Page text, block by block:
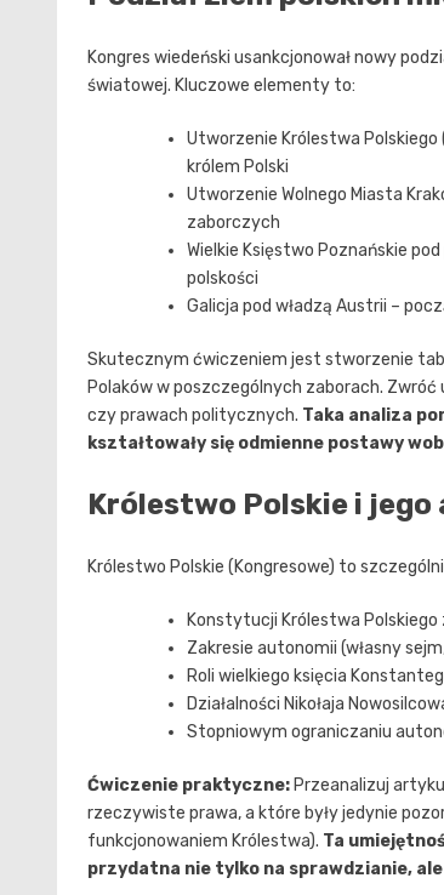
Kongres wiedeński usankcjonował nowy
światowej. Kluczowe elementy to:
Utworzenie Królestwa Polskiego
królem Polski
Utworzenie Wolnego Miasta
zaborczych
Wielkie Księstwo Poznańskie
polskości
Galicja pod władzą Austrii –
Skutecznym ćwiczeniem jest stworzenie
Polaków w poszczególnych zaborach.
czy prawach politycznych. Taka analiza
kształtowały się odmienne postawy
Królestwo Polskie i jego
Królestwo Polskie (Kongresowe) to
Konstytucji Królestwa Polskiego
Zakresie autonomii (własny
Roli wielkiego księcia
Działalności Nikołaja
Stopniowym ograniczaniu
Ćwiczenie praktyczne: Przeanalizuj
rzeczywiste prawa, a które były jedynie
funkcjonowaniem Królestwa). Ta
przydatna nie tylko na sprawdzianie,